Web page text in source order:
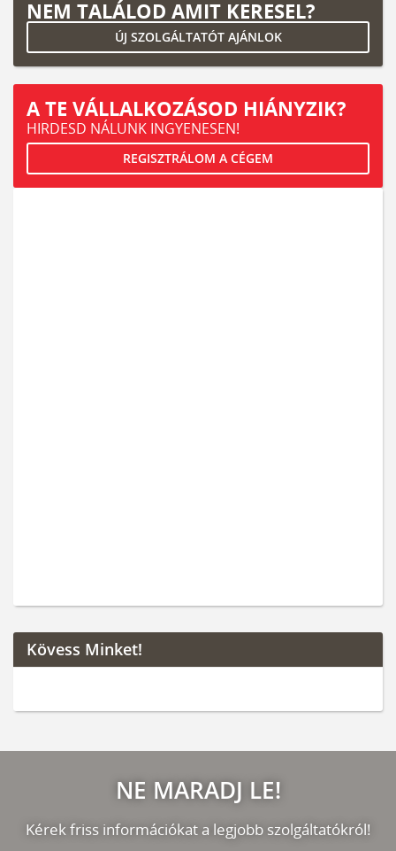
NEM TALÁLOD AMIT KERESEL?
ÚJ SZOLGÁLTATÓT AJÁNLOK
A TE VÁLLALKOZÁSOD HIÁNYZIK?
HIRDESD NÁLUNK INGYENESEN!
REGISZTRÁLOM A CÉGEM
Kövess Minket!
NE MARADJ LE!
Kérek friss információkat a legjobb szolgáltatókról!